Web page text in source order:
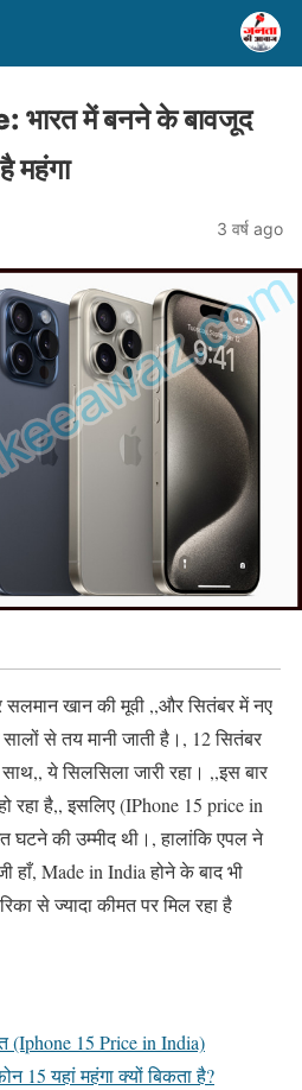
में बनने के बावजूद
महंगा
3 वर्ष ago
सलमान खान की मूवी ,,और सितंबर में नए
से तय मानी जाती है।, 12 सितंबर
ये सिलसिला जारी रहा। ,,इस बार
रहा है,, इसलिए (IPhone 15 price in
घटने की उम्मीद थी।, हालांकि एपल ने
हाँ, Made in India होने के बाद भी
से ज्यादा कीमत पर मिल रहा है
(Iphone 15 Price in India)
15 यहां महंगा क्यों बिकता है?